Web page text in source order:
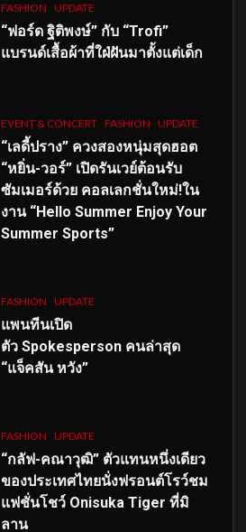
FASHION UPDATE
“ฟอร์ด ฐิติพงษ์” กับ “Trofi”
แบรนด์เสื้อผ้าที่ใฝ่ฝันมาตั้งแต่เด็ก
EVENT & CONCERT FASHION UPDATE
“เลดี้ปราง” ควงสองหนุ่มสุดฮอต
“หยิ่น-วอร์” เปิดรันเวย์ต้อนรับ
ซัมเมอร์ด้วย คอลเลกชั่นใหม่!ใน
งาน “Hello Summer Enjoy Your
Summer Sports”
FASHION UPDATE
แพนทีนเปิด
ตัว Spokesperson คนล่าสุด
“แจ็คสัน หวัง”
FASHION UPDATE
“กลัฟ-คณาวุฒิ” ตัวแทนหนึ่งเดียว
ของประเทศไทยนั่งฟรอนต์โรว์ชม
แฟชั่นโชว์ Onisuka Tiger ที่มิ
ลาน